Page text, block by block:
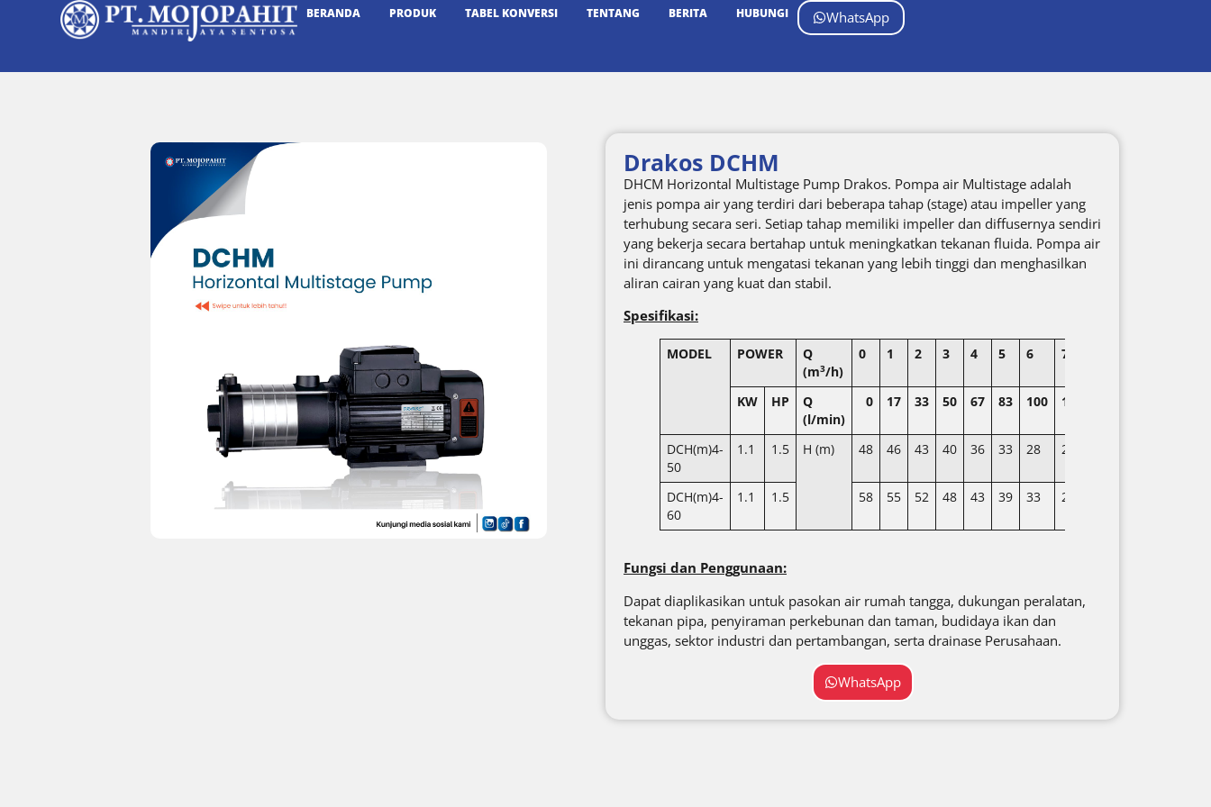
BERANDA PRODUK TABEL KONVERSI TENTANG BERITA HUBUNGI WhatsApp
Drakos DCHM
DHCM Horizontal Multistage Pump Drakos. Pompa air Multistage adalah
jenis pompa air yang terdiri dari beberapa tahap (stage) atau impeller yang
terhubung secara seri. Setiap tahap memiliki impeller dan diffusernya sendiri
yang bekerja secara bertahap untuk meningkatkan tekanan fluida. Pompa air
ini dirancang untuk mengatasi tekanan yang lebih tinggi dan menghasilkan
aliran cairan yang kuat dan stabil.
Spesifikasi:
MODEL POWER
Q
(m3/h)
0 1 2 3 4 5 6 7
KW HP
Q
(l/min)
0 17 33 50 67 83 100 117
DCH(m)4-
50
1.1 1.5 H (m) 48 46 43 40 36 33 28 21
DCH(m)4-
60
1.1 1.5 58 55 52 48 43 39 33 26
Fungsi dan Penggunaan:
Dapat diaplikasikan untuk pasokan air rumah tangga, dukungan peralatan,
tekanan pipa, penyiraman perkebunan dan taman, budidaya ikan dan
unggas, sektor industri dan pertambangan, serta drainase Perusahaan.
WhatsApp